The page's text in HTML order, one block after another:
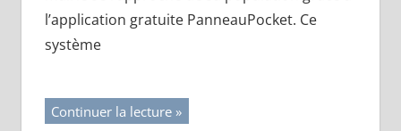
l’application gratuite PanneauPocket. Ce
système
Continuer la lecture